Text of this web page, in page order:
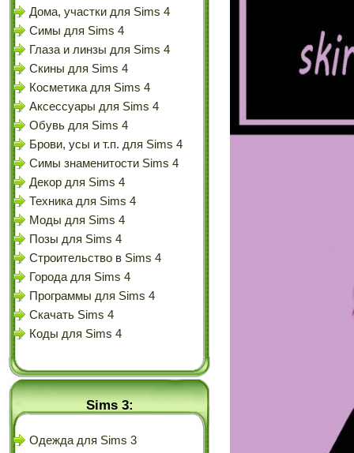
Дома, участки для Sims 4
Симы для Sims 4
Глаза и линзы для Sims 4
Скины для Sims 4
Косметика для Sims 4
Аксессуары для Sims 4
Обувь для Sims 4
Брови, усы и т.п. для Sims 4
Симы знаменитости Sims 4
Декор для Sims 4
Техника для Sims 4
Моды для Sims 4
Позы для Sims 4
Строительство в Sims 4
Города для Sims 4
Программы для Sims 4
Скачать Sims 4
Коды для Sims 4
Sims 3:
Одежда для Sims 3